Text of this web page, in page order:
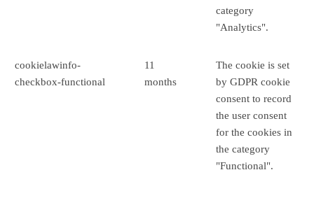
category
"Analytics".
cookielawinfo-
checkbox-functional
11
months
The cookie is set
by GDPR cookie
consent to record
the user consent
for the cookies in
the category
"Functional".